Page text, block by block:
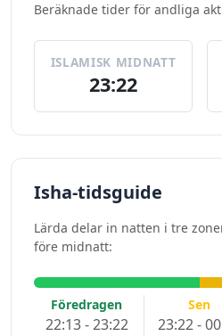
Beräknade tider för andliga
ISLAMISK MIDNATT
23:22
Isha-tidsguide
Lärda delar in natten i tre
före midnatt:
Föredragen
22:13 - 23:22
Sen
23:22 -